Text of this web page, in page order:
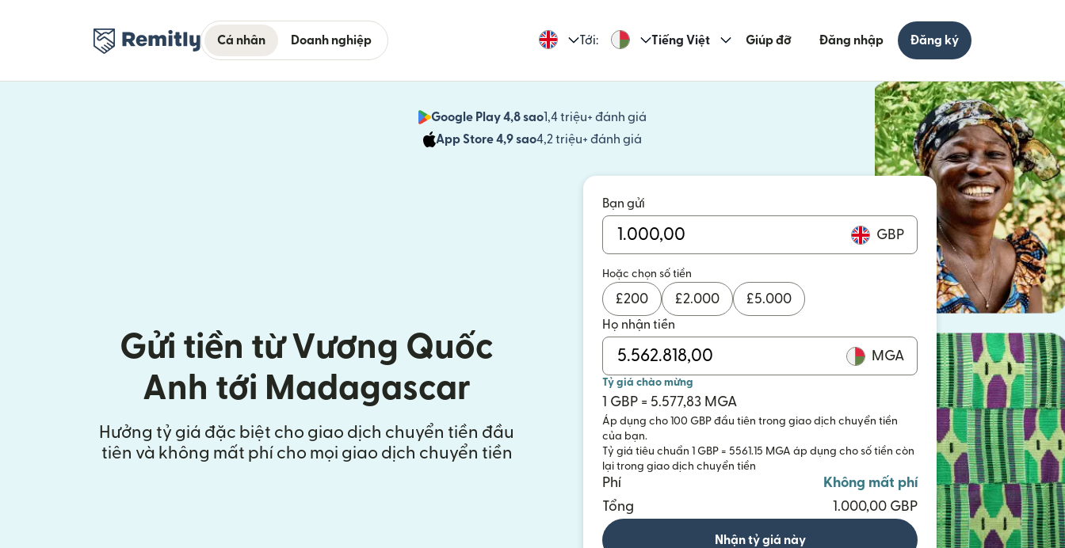
Cá nhân Doanh nghiệp Tới: Tiếng Việt Giúp đỡ Đăng nhập Đăng ký
Google Play 4,8 sao1,4 triệu+ đánh giá
App Store 4,9 sao4,2 triệu+ đánh giá
Gửi tiền từ Vương Quốc
Anh tới Madagascar
Hưởng tỷ giá đặc biệt cho giao dịch chuyển tiền đầu
tiên và không mất phí cho mọi giao dịch chuyển tiền
Bạn gửi
GBP
Hoặc chọn số tiền
£200 £2.000 £5.000
Họ nhận tiền
MGA
Tỷ giá chào mừng
1 GBP = 5.577,83 MGA
Áp dụng cho 100 GBP đầu tiên trong giao dịch chuyển tiền
của bạn.
Tỷ giá tiêu chuẩn 1 GBP = 5561.15 MGA áp dụng cho số tiền còn
lại trong giao dịch chuyển tiền
Phí
Không mất phí
Tổng
1.000,00 GBP
Nhận tỷ giá này